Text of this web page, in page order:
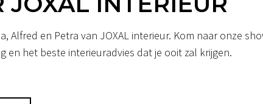
Alfred en Petra van JOXAL interieur. Kom naar onze
en het beste interieuradvies dat je ooit zal krijgen.